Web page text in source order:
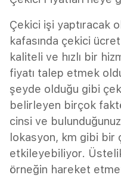
Çekici işi yaptıracak
kafasında çekici
kaliteli ve hızlı bir
fiyatı talep etmek
şeyde olduğu gibi
belirleyen birçok
cinsi ve
lokasyon, km gibi bir
etkileyebiliyor. Üstelik
örneğin hareket